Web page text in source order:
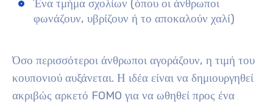
Ένα τμήμα σχολίων (όπου οι άνθρωποι
φωνάζουν, υβρίζουν ή το αποκαλούν χαλί)
Όσο περισσότεροι άνθρωποι αγοράζουν, η τιμή του
κουπονιού αυξάνεται. Η ιδέα είναι να δημιουργηθεί
ακριβώς αρκετό FOMO για να ωθηθεί προς ένα